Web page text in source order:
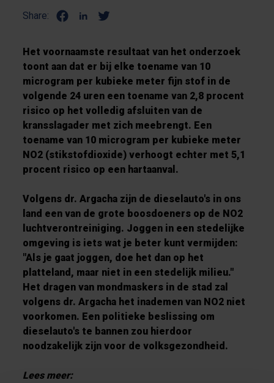
Share:
Het voornaamste resultaat van het onderzoek
toont aan dat er bij elke toename van 10
microgram per kubieke meter fijn stof in de
volgende 24 uren een toename van 2,8 procent
risico op het volledig afsluiten van de
kransslagader met zich meebrengt. Een
toename van 10 microgram per kubieke meter
NO2 (stikstofdioxide) verhoogt echter met 5,1
procent risico op een hartaanval.
Volgens dr. Argacha zijn de dieselauto's in ons
land een van de grote boosdoeners op de NO2
luchtverontreiniging. Joggen in een stedelijke
omgeving is iets wat je beter kunt vermijden:
"Als je gaat joggen, doe het dan op het
platteland, maar niet in een stedelijk milieu."
Het dragen van mondmaskers in de stad zal
volgens dr. Argacha het inademen van NO2 niet
voorkomen. Een politieke beslissing om
dieselauto's te bannen zou hierdoor
noodzakelijk zijn voor de volksgezondheid.
Lees meer: